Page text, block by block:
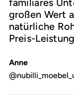
großen Wert
natürliche
Preis-
Anne